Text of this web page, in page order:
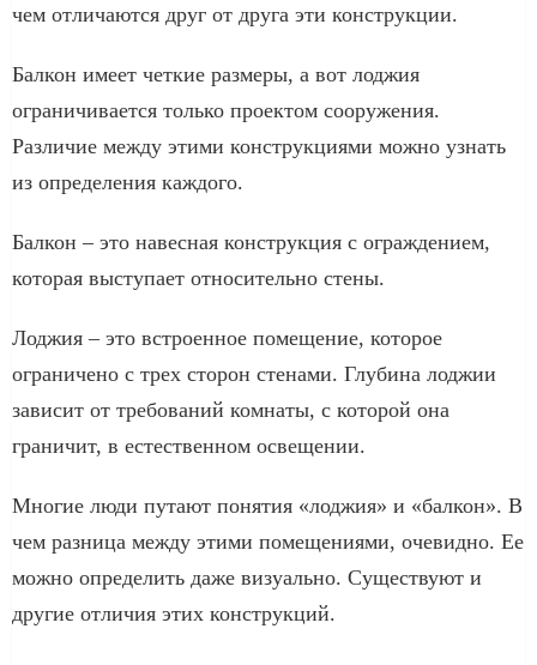
чем отличаются друг от друга эти конструкции.
Балкон имеет четкие размеры, а вот лоджия
ограничивается только проектом сооружения.
Различие между этими конструкциями можно узнать
из определения каждого.
Балкон – это навесная конструкция с ограждением,
которая выступает относительно стены.
Лоджия – это встроенное помещение, которое
ограничено с трех сторон стенами. Глубина лоджии
зависит от требований комнаты, с которой она
граничит, в естественном освещении.
Многие люди путают понятия «лоджия» и «балкон». В
чем разница между этими помещениями, очевидно. Ее
можно определить даже визуально. Существуют и
другие отличия этих конструкций.